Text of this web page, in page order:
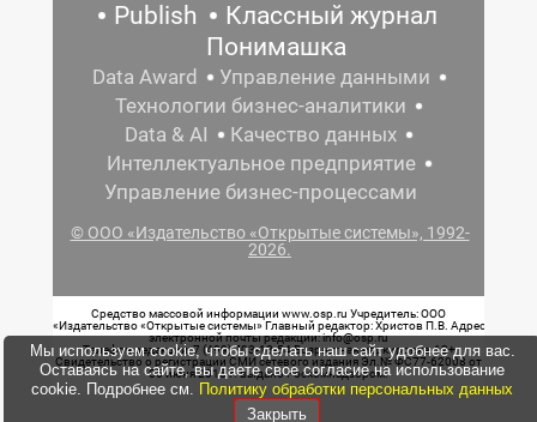
Publish
Классный журнал
Понимашка
Data Award
Управление данными
Технологии бизнес-аналитики
Data & AI
Качество данных
Интеллектуальное предприятие
Управление бизнес-процессами
© ООО «Издательство «Открытые системы», 1992-
2026.
Средство массовой информации www.osp.ru Учредитель: ООО
«Издательство «Открытые системы» Главный редактор: Христов П.В. Адрес
электронной почты редакции: info@osp.ru
Телефон редакции: 7 (499) 703-18-54 Возрастная маркировка: 12+
Свидетельство о регистрации СМИ сетевого издания Эл.№ ФС77-62008 от
05 июня 2015 г. выдано Роскомнадзором.
Мы используем cookie, чтобы сделать наш сайт удобнее для вас.
Оставаясь на сайте, вы даете свое согласие на использование
cookie. Подробнее см. Политику обработки персональных данных
Закрыть